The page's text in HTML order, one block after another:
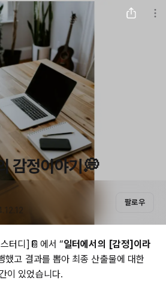
감정이야기 💭
팔로우
터디]📔 에서 “일터에서의 [감정]이라
했고 결과를 뽑아 최종 산출물에 대한
이 있었습니다.